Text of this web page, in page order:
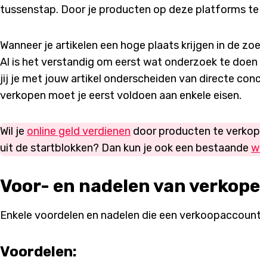
tussenstap. Door je producten op deze platforms
Wanneer je artikelen een hoge plaats krijgen in de
Al is het verstandig om eerst wat onderzoek te
jij je met jouw artikel onderscheiden van directe
verkopen moet je eerst voldoen aan enkele eisen.
Wil je online geld verdienen door producten te
uit de startblokken? Dan kun je ook een bestaande
Voor- en nadelen van
Enkele voordelen en nadelen die een
Voordelen: